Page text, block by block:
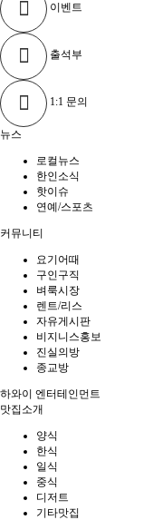
이벤트
출석부
1:1 문의
뉴스
로컬뉴스
한인소식
핫이슈
연예/스포츠
커뮤니티
요기어때
구인구직
벼룩시장
렌트/리스
자유게시판
비지니스홍보
진실의방
종교방
하와이 엔터테인먼트
맛집소개
양식
한식
일식
중식
디저트
기타맛집